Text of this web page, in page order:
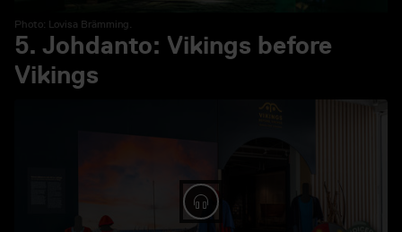
Photo: Lovisa Brämming.
5. Johdanto: Vikings before
Vikings
Spela ljud: 5. Johdanto: